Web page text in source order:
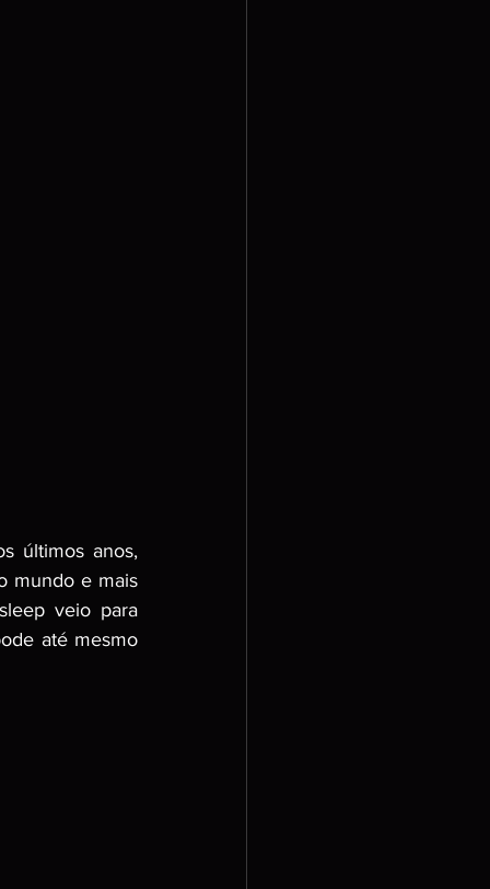
últimos anos,
mundo e mais
veio para
até mesmo